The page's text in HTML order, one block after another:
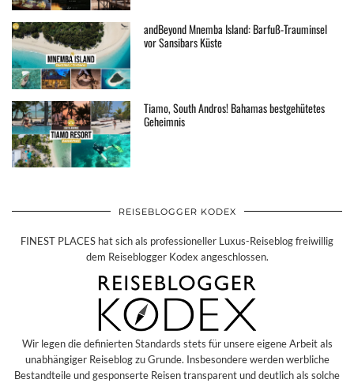
andBeyond Mnemba Island: Barfuß-Trauminsel
vor Sansibars Küste
Tiamo, South Andros! Bahamas bestgehütetes
Geheimnis
REISEBLOGGER KODEX
FINEST PLACES hat sich als professioneller Luxus-Reiseblog freiwillig
dem Reiseblogger Kodex angeschlossen.
Wir legen die definierten Standards stets für unsere eigene Arbeit als
unabhängiger Reiseblog zu Grunde. Insbesondere werden werbliche
Bestandteile und gesponserte Reisen transparent und deutlich als solche